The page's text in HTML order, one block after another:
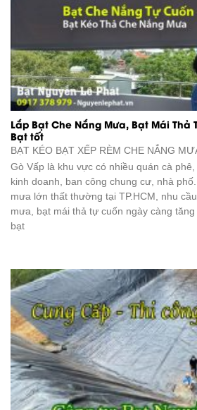
Lắp Bạt Che Nắng Mưa, Bạt Mái Thả
Bạt tốt
BẠT KÉO BẠT XẾP RÈM CHE NẮNG
Gò Vấp là khu vực có nhiều quán cà
kinh doanh, ban công chung cư, nhà
mưa lớn thất thường tại TP.HCM, nhu
mưa, bạt mái thả tự cuốn ngày càng tăng
bạt